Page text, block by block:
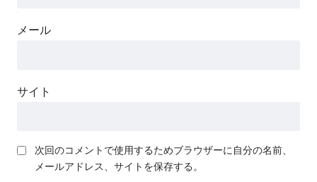
メール
サイト
次回のコメントで使用するためブラウザーに自分の名前、
メールアドレス、サイトを保存する。